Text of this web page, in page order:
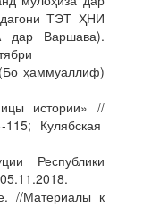
ТЭТ ҲНИ
дар Варшава).
ҳаммуаллиф)
истории» //
Кулябская
Республики
//Материалы к